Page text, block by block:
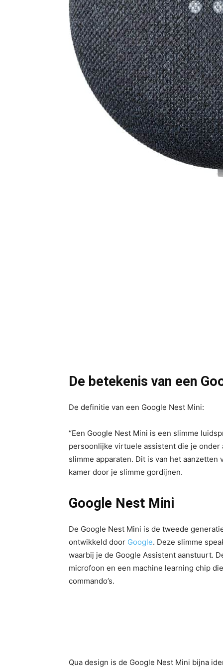
De betekenis van een
De definitie van een Google Nest Mini:
“Een Google Nest Mini is een slimme
persoonlijke virtuele assistent die je
slimme apparaten. Dit is van het
kamer door je slimme gordijnen.
Google Nest Mini
De Google Nest Mini is de tweede
ontwikkeld door Google. Deze slimme
waarbij je de Google Assistent aanstuurt.
microfoon en een machine learning chip
commando’s.
Qua design is de Google Nest Mini bijna